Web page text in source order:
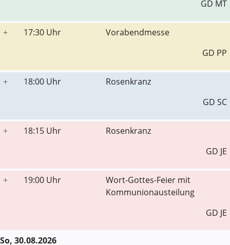
GD MT
+ 17:30 Uhr
Vorabendmesse
GD PP
+ 18:00 Uhr
Rosenkranz
GD SC
+ 18:15 Uhr
Rosenkranz
GD JE
+ 19:00 Uhr
Wort-Gottes-Feier mit
Kommunionausteilung
GD JE
So, 30.08.2026